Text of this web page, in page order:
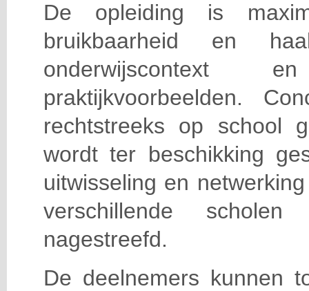
De opleiding is
bruikbaarheid en
praktijkvoorbeelden.
rechtstreeks op school
wordt ter beschikking
uitwisseling en
verschillende scholen
nagestreefd.
De deelnemers kunnen